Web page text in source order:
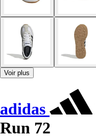
Voir plus
adidas
Run 72